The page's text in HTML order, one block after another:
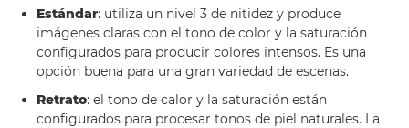
Estándar: utiliza un nivel 3 de nitidez y produce
imágenes claras con el tono de color y la saturación
configurados para producir colores intensos. Es una
opción buena para una gran variedad de escenas.
Retrato: el tono de calor y la saturación están
configurados para procesar tonos de piel naturales. La